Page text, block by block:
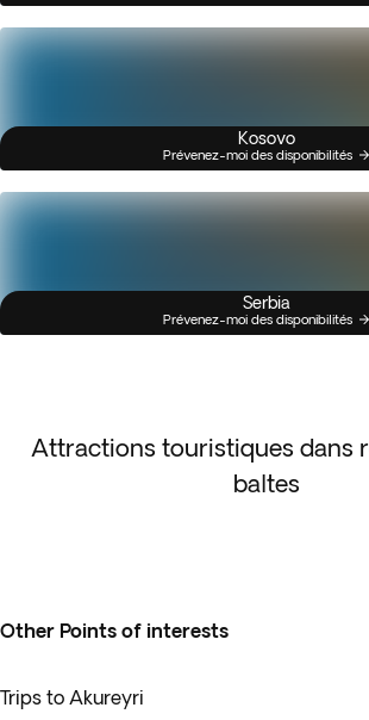
Kosovo
Prévenez-moi des disponibilités
Serbia
Prévenez-moi des disponibilités
Attractions touristiques dans
baltes
Other Points of interests
Trips to Akureyri